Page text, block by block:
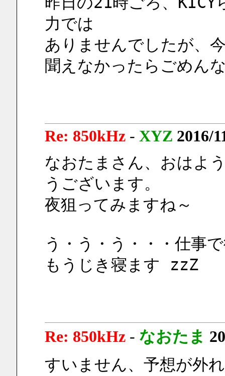
力では
ありませんでしたが、
聞えなかったらごめん
Re: 850kHz- XYZ 2016/
なおたまさん、おはよ
うございます。
夜狙ってみますね～
う・う・う・・・仕事
もうじき寝ます zzZ
Re: 850kHz- なおたま
すいません、予想が外